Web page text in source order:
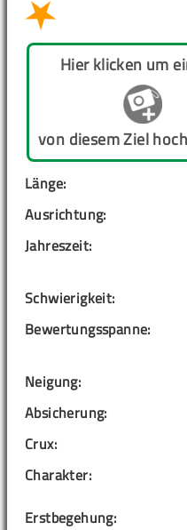
Hier klicken um
von diesem Ziel
Länge:
Ausrichtung:
Jahreszeit:
Schwierigkeit:
Bewertungsspanne:
Neigung:
Absicherung:
Crux:
Charakter:
Erstbegehung: